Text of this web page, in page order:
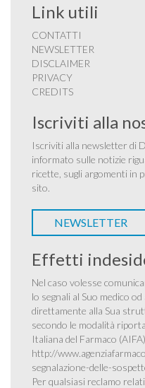
Link utili
CONTATTI
NEWSLETTER
DISCLAIMER
PRIVACY
CREDITS
Iscriviti alla
Iscriviti alla newsletter di
informato sulle notizie
ricette, sugli argomenti in
sito.
NEWSLETTER
Effetti
Nel caso volesse
lo segnali al Suo medico
direttamente alla Sua
secondo le modalità
Italiana del Farmaco
http://
segnalazione-delle-
Per qualsiasi reclamo